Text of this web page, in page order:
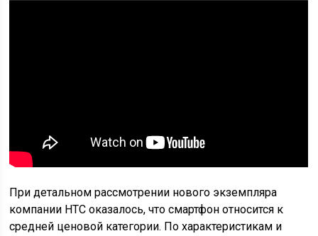
При детальном рассмотрении нового экземпляра
компании HTC оказалось, что смартфон относится к
средней ценовой категории. По характеристикам и